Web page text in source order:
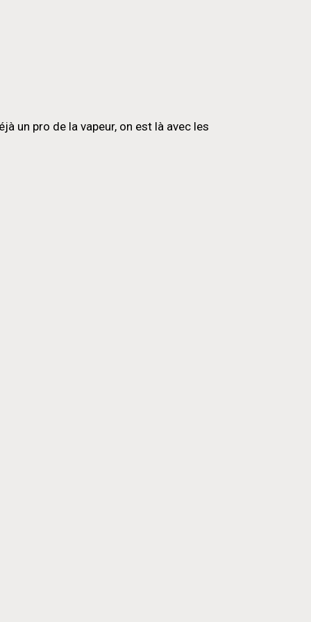
un pro de la vapeur, on est là avec les